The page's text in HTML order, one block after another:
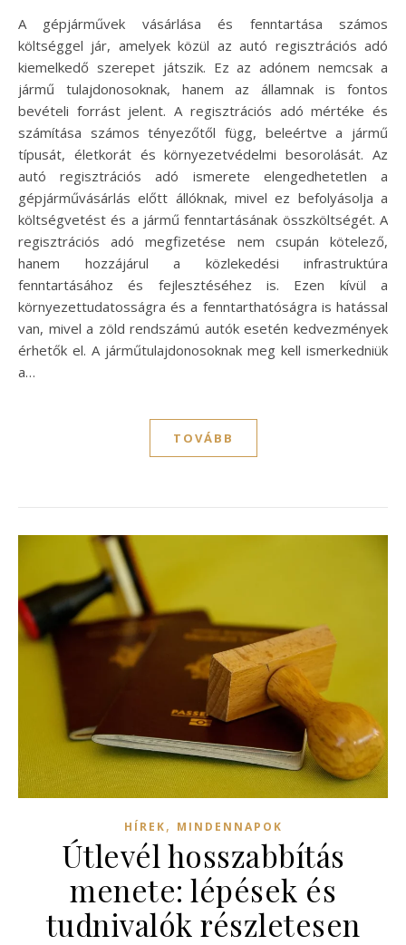
A gépjárművek vásárlása és fenntartása számos
költséggel jár, amelyek közül az autó regisztrációs adó
kiemelkedő szerepet játszik. Ez az adónem nemcsak a
jármű tulajdonosoknak, hanem az államnak is fontos
bevételi forrást jelent. A regisztrációs adó mértéke és
számítása számos tényezőtől függ, beleértve a jármű
típusát, életkorát és környezetvédelmi besorolását. Az
autó regisztrációs adó ismerete elengedhetetlen a
gépjárművásárlás előtt állóknak, mivel ez befolyásolja a
költségvetést és a jármű fenntartásának összköltségét. A
regisztrációs adó megfizetése nem csupán kötelező,
hanem hozzájárul a közlekedési infrastruktúra
fenntartásához és fejlesztéséhez is. Ezen kívül a
környezettudatosságra és a fenntarthatóságra is hatással
van, mivel a zöld rendszámú autók esetén kedvezmények
érhetők el. A járműtulajdonosoknak meg kell ismerkedniük
a…
TOVÁBB
HÍREK, MINDENNAPOK
Útlevél hosszabbítás
menete: lépések és
tudnivalók részletesen